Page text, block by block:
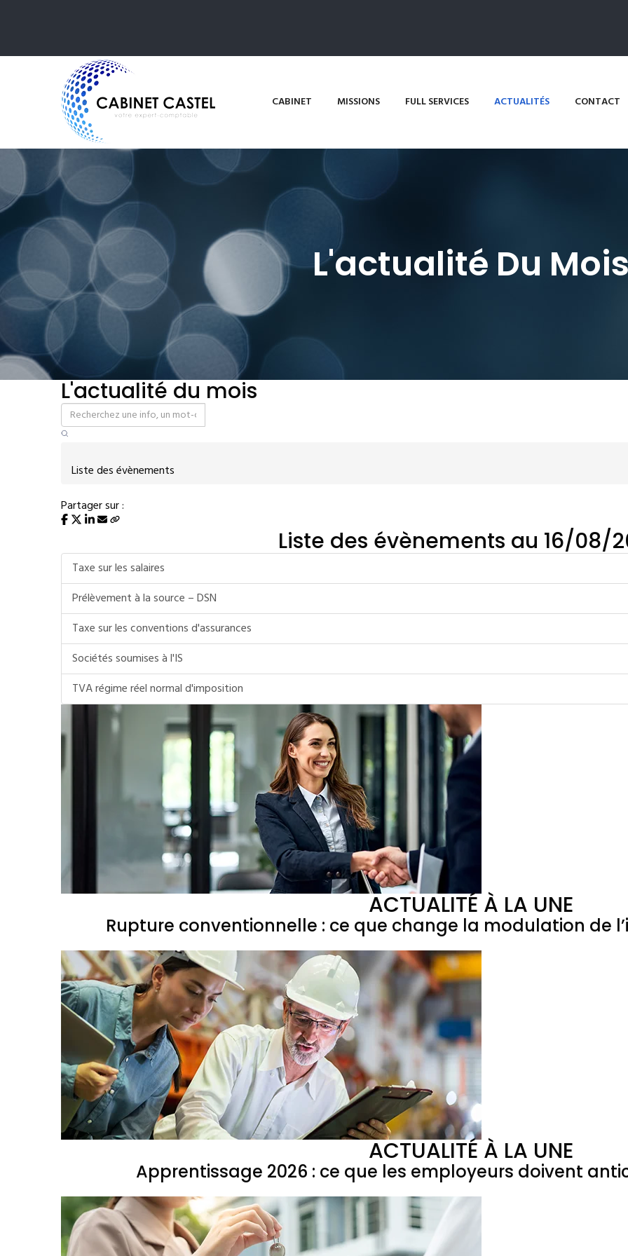
CABINET MISSIONS FULL SERVICES ACTUALITÉS CONTACT
L'actualité Du
L'actualité du mois
Liste des évènements
Partager sur :
Liste des évènements au 16/08/
Taxe sur les salaires
Prélèvement à la source – DSN
Taxe sur les conventions d'assurances
Sociétés soumises à l'IS
TVA régime réel normal d'imposition
ACTUALITÉ À LA UNE
Rupture conventionnelle : ce que change la modulation de
ACTUALITÉ À LA UNE
Apprentissage 2026 : ce que les employeurs doivent